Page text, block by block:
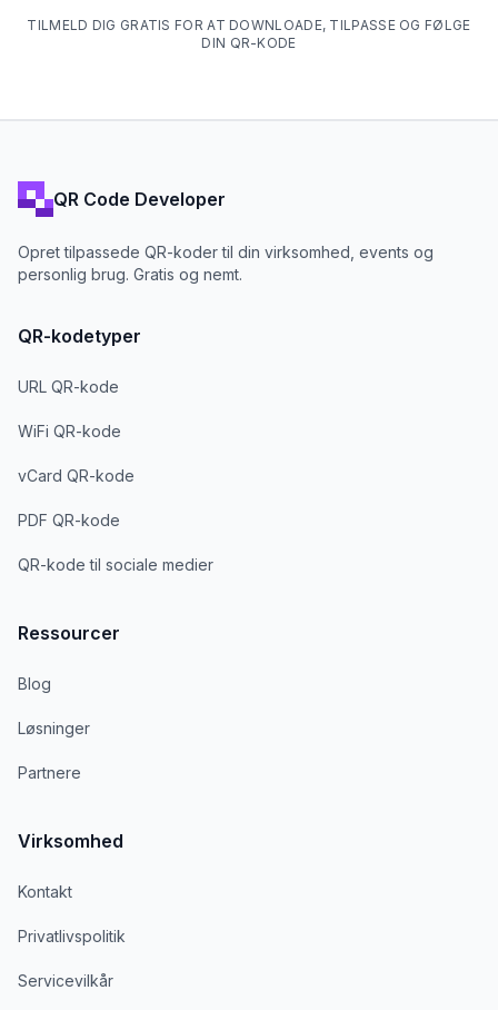
TILMELD DIG GRATIS FOR AT DOWNLOADE, TILPASSE OG FØLGE
DIN QR-KODE
QR Code Developer
Opret tilpassede QR-koder til din virksomhed, events og
personlig brug. Gratis og nemt.
QR-kodetyper
URL QR-kode
WiFi QR-kode
vCard QR-kode
PDF QR-kode
QR-kode til sociale medier
Ressourcer
Blog
Løsninger
Partnere
Virksomhed
Kontakt
Privatlivspolitik
Servicevilkår